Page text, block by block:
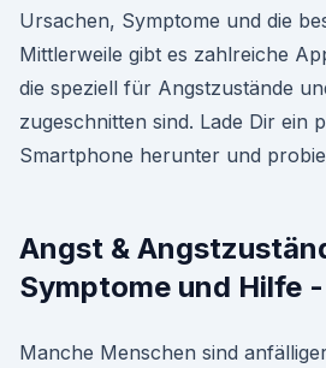
Ursachen, Symptome und die
Mittlerweile gibt es zahlreiche
die speziell für Angstzustände
zugeschnitten sind. Lade Dir ein
Smartphone herunter und
Angst &
Symptome und Hilfe
Manche Menschen sind